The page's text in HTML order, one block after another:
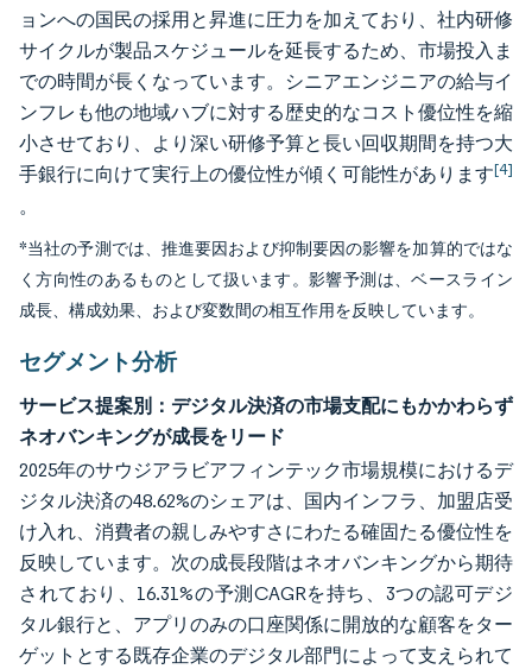
ョンへの国民の採用と昇進に圧力を加えており、社内研修
サイクルが製品スケジュールを延長するため、市場投入ま
での時間が長くなっています。シニアエンジニアの給与イ
ンフレも他の地域ハブに対する歴史的なコスト優位性を縮
小させており、より深い研修予算と長い回収期間を持つ大
手銀行に向けて実行上の優位性が傾く可能性があります[4]
。
*当社の予測では、推進要因および抑制要因の影響を加算的ではな
く方向性のあるものとして扱います。影響予測は、ベースライン
成長、構成効果、および変数間の相互作用を反映しています。
セグメント分析
サービス提案別：デジタル決済の市場支配にもかかわらず
ネオバンキングが成長をリード
2025年のサウジアラビアフィンテック市場規模におけるデ
ジタル決済の48.62%のシェアは、国内インフラ、加盟店受
け入れ、消費者の親しみやすさにわたる確固たる優位性を
反映しています。次の成長段階はネオバンキングから期待
されており、16.31%の予測CAGRを持ち、3つの認可デジ
タル銀行と、アプリのみの口座関係に開放的な顧客をター
ゲットとする既存企業のデジタル部門によって支えられて